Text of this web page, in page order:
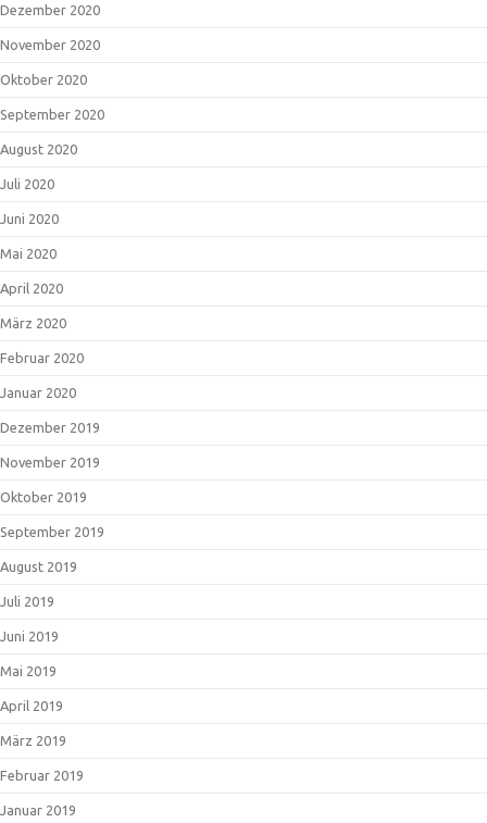
Dezember 2020
November 2020
Oktober 2020
September 2020
August 2020
Juli 2020
Juni 2020
Mai 2020
April 2020
März 2020
Februar 2020
Januar 2020
Dezember 2019
November 2019
Oktober 2019
September 2019
August 2019
Juli 2019
Juni 2019
Mai 2019
April 2019
März 2019
Februar 2019
Januar 2019